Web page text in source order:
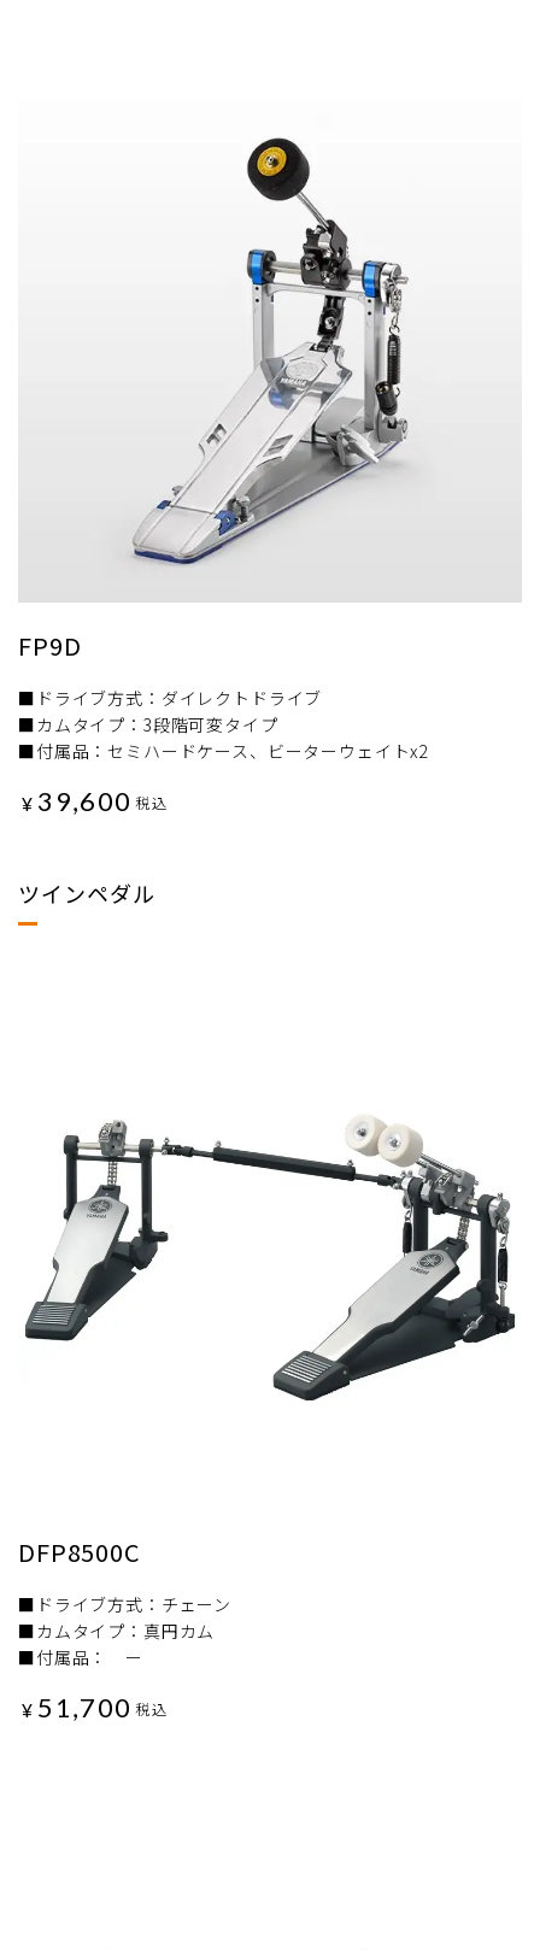
FP9D
■ドライブ方式：ダイレクトドライブ
■カムタイプ：3段階可変タイプ
■付属品：セミハードケース、ビーターウェイトx2
¥ 39,600 税込
ツインペダル
DFP8500C
■ドライブ方式：チェーン
■カムタイプ：真円カム
■付属品： ー
¥ 51,700 税込